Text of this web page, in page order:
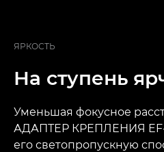
ЯРКОСТЬ
На ступень
Уменьшая фокусное
АДАПТЕР КРЕПЛЕНИЯ EF-
его светопропускную